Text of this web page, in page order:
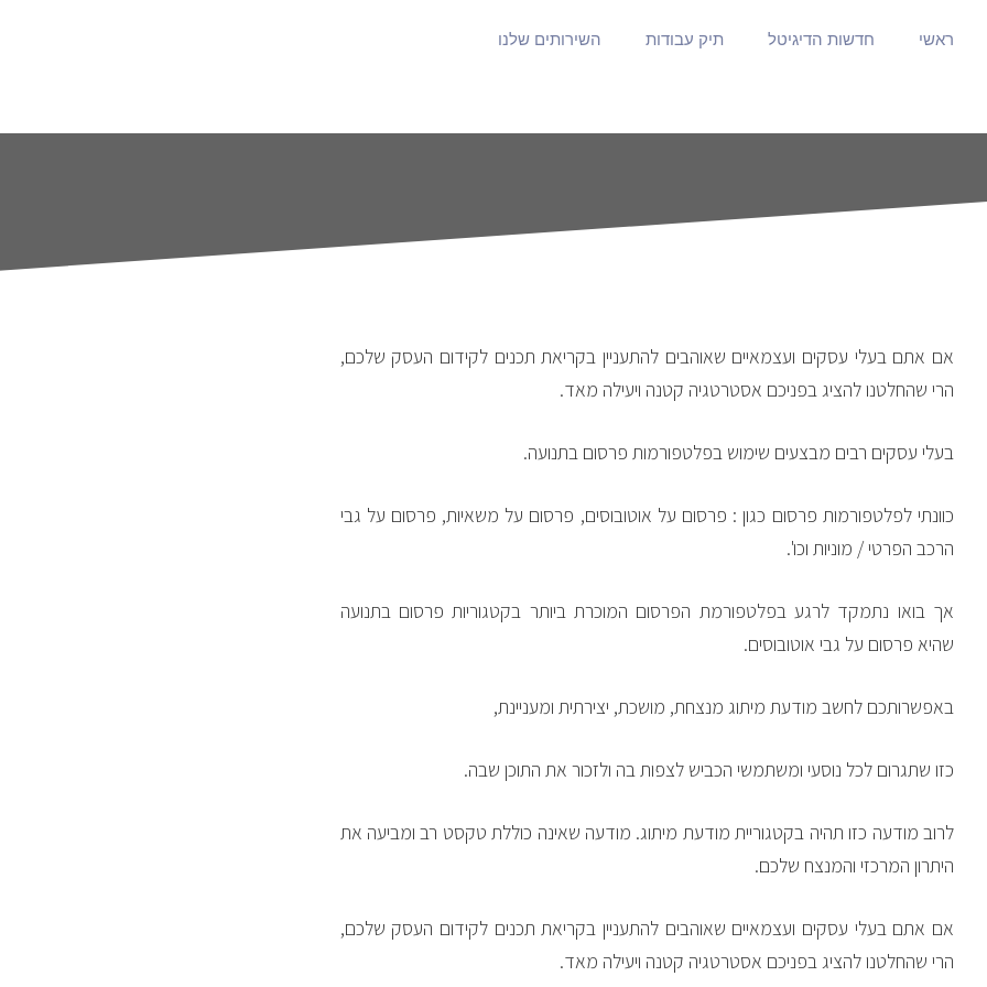
ראשי חדשות הדיגיטל תיק עבודות השירותים שלנו
אם אתם בעלי עסקים ועצמאיים שאוהבים להתעניין בקריאת תכנים לקידום העסק שלכם,
הרי שהחלטנו להציג בפניכם אסטרטגיה קטנה ויעילה מאד.
בעלי עסקים רבים מבצעים שימוש בפלטפורמות פרסום בתנועה.
כוונתי לפלטפורמות פרסום כגון : פרסום על אוטובוסים, פרסום על משאיות, פרסום על גבי
הרכב הפרטי / מוניות וכו'.
אך בואו נתמקד לרגע בפלטפורמת הפרסום המוכרת ביותר בקטגוריות פרסום בתנועה
שהיא פרסום על גבי אוטובוסים.
באפשרותכם לחשב מודעת מיתוג מנצחת, מושכת, יצירתית ומעניינת,
כזו שתגרום לכל נוסעי ומשתמשי הכביש לצפות בה ולזכור את התוכן שבה.
לרוב מודעה כזו תהיה בקטגוריית מודעת מיתוג. מודעה שאינה כוללת טקסט רב ומביעה את
היתרון המרכזי והמנצח שלכם.
אם אתם בעלי עסקים ועצמאיים שאוהבים להתעניין בקריאת תכנים לקידום העסק שלכם,
הרי שהחלטנו להציג בפניכם אסטרטגיה קטנה ויעילה מאד.